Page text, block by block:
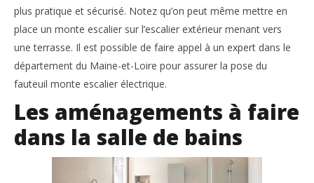
plus pratique et sécurisé. Notez qu’on peut même mettre en
place un monte escalier sur l’escalier extérieur menant vers
une terrasse. Il est possible de faire appel à un expert dans le
département du Maine-et-Loire pour assurer la pose du
fauteuil monte escalier électrique.
Les aménagements à faire
dans la salle de bains